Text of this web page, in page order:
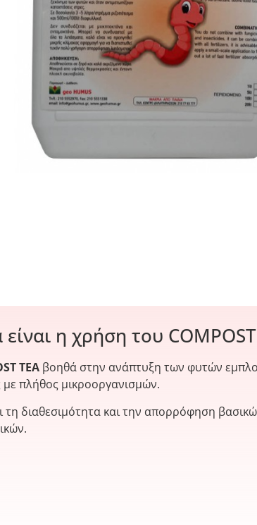
είναι η χρήση του
TEA βοηθά στην ανάπτυξη των φυτών
πλήθος μικροοργανισμών.
τη διαθεσιμότητα και την απορρόφηση